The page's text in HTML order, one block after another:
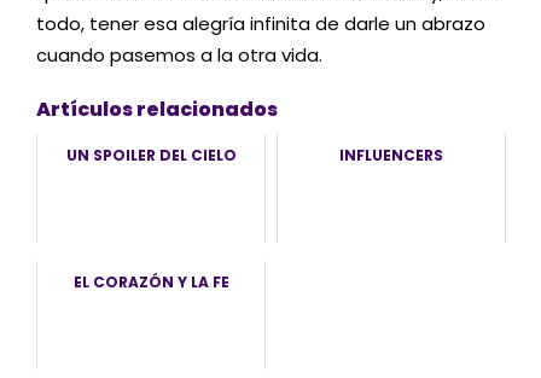
todo, tener esa alegría infinita de darle un abrazo
cuando pasemos a la otra vida.
Artículos relacionados
UN SPOILER DEL CIELO INFLUENCERS
EL CORAZÓN Y LA FE